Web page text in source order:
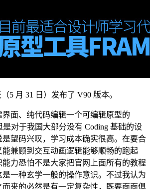
5 月 31 日）发布了 V90 版本。
面、纯代码编辑一个可编辑原型的
是对于我国大部分没有 Coding 基础的设
望码兴叹，学习成本确实很高。在要合
兼顾到交互动画逻辑能够顺畅的跑起
力恐怕不是大家把官网上面所有的教程
一种玄学一般的操作意识。不过我认为
来的必然是有一定复杂性，既要面面俱